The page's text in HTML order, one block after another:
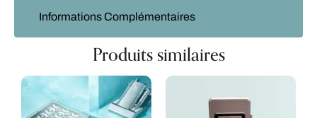
Informations Complémentaires
Produits similaires